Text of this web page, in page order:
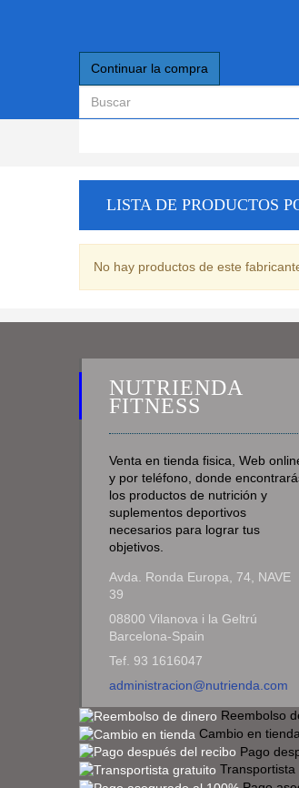
Continuar la compra
LISTA DE PRODUCTOS
No hay productos de este
NUTRIENDA
FITNESS
Venta en tienda fisica, Web
y por teléfono, donde
los productos de nutrición y
suplementos deportivos
necesarios para lograr tus
objetivos.
Avda. Ronda Europa, 74, NAVE
39
08800 Vilanova i la Geltrú
Barcelona-Spain
Tef. 93 1616047
administracion@nutrienda.com
Reembolso
Cambio en tienda
Pago
Transportista